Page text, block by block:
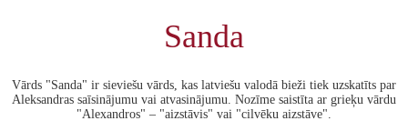
Sanda
Vārds "Sanda" ir sieviešu vārds, kas latviešu valodā bieži tiek uzskatīts par
Aleksandras saīsinājumu vai atvasinājumu. Nozīme saistīta ar grieķu vārdu
"Alexandros" – "aizstāvis" vai "cilvēku aizstāve".